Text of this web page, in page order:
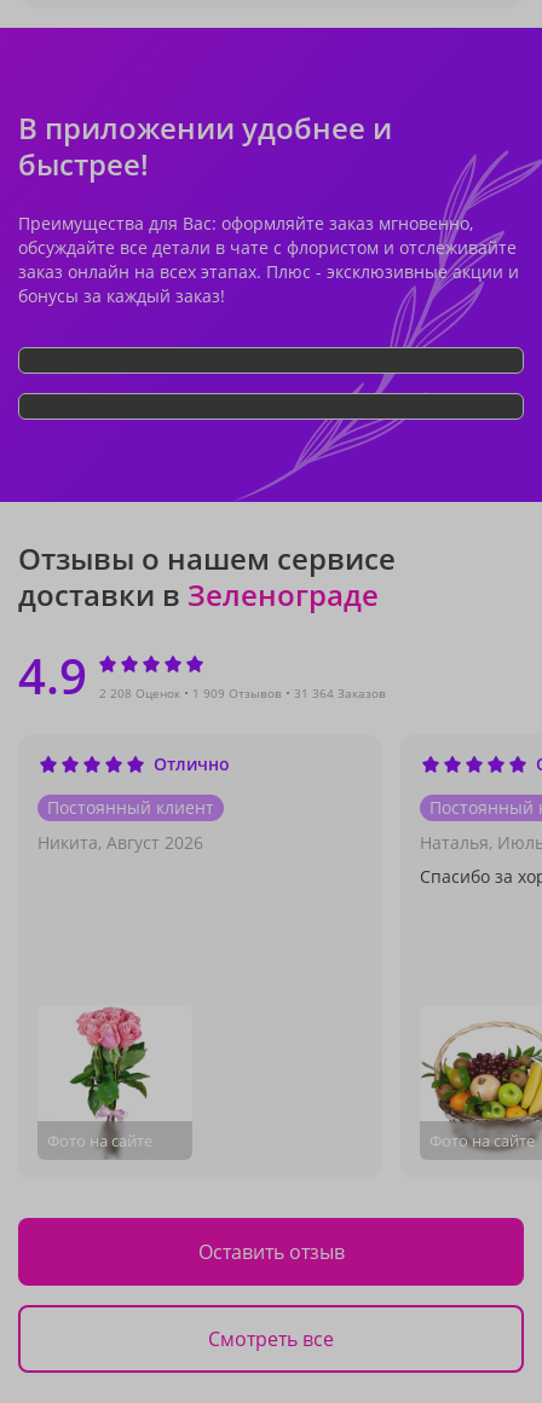
В приложении удобнее и
быстрее!
Преимущества для Вас: оформляйте заказ мгновенно,
обсуждайте все детали в чате с флористом и отслеживайте
заказ онлайн на всех этапах. Плюс - эксклюзивные акции и
бонусы за каждый заказ!
Отзывы о нашем сервисе
доставки в Зеленограде
4.9 2 208 Оценок 1 909 Отзывов 31 364 Заказов
Отлично
Постоянный клиент
Никита, Август 2026
Фото на сайте
Постоянный
Наталья,
Спасибо за
Фото на сайте
Оставить отзыв
Смотреть все